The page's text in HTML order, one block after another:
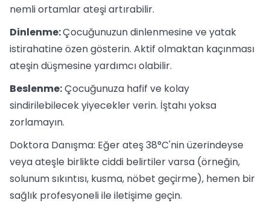
nemli ortamlar ateşi artırabilir.
Dinlenme:Çocuğunuzun dinlenmesine ve yatak
istirahatine özen gösterin. Aktif olmaktan kaçınması
ateşin düşmesine yardımcı olabilir.
Beslenme:Çocuğunuza hafif ve kolay
sindirilebilecek yiyecekler verin. İştahı yoksa
zorlamayın.
Doktora Danışma: Eğer ateş 38°C'nin üzerindeyse
veya ateşle birlikte ciddi belirtiler varsa (örneğin,
solunum sıkıntısı, kusma, nöbet geçirme), hemen bir
sağlık profesyoneli ile iletişime geçin.